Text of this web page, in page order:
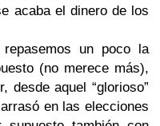
acaba el dinero de los
un poco la
(no merece más),
desde aquel “glorioso”
en las elecciones